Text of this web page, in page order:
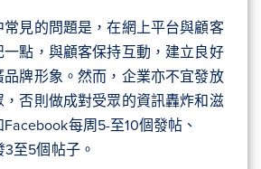
見的問題是，在網上平台與顧客
點，與顧客保持互動，建立良好
牌形象。然而，企業亦不宜發放
否則做成對受眾的資訊轟炸和滋
每周5-至10個發帖、
至5個帖子。